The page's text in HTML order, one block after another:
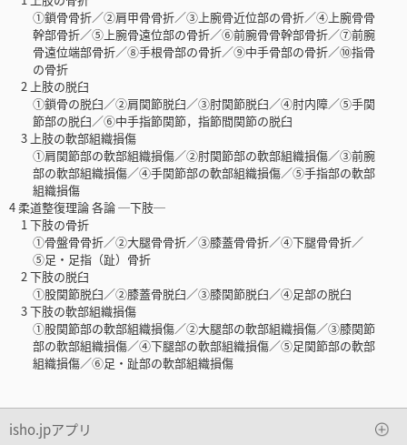
①鎖骨骨折／②肩甲骨骨折／③上腕骨近位部の骨折／④上腕骨骨
幹部骨折／⑤上腕骨遠位部の骨折／⑥前腕骨骨幹部骨折／⑦前腕
骨遠位端部骨折／⑧手根骨部の骨折／⑨中手骨部の骨折／⑩指骨
の骨折
2 上肢の脱臼
①鎖骨の脱臼／②肩関節脱臼／③肘関節脱臼／④肘内障／⑤手関
節部の脱臼／⑥中手指節関節，指節間関節の脱臼
3 上肢の軟部組織損傷
①肩関節部の軟部組織損傷／②肘関節部の軟部組織損傷／③前腕
部の軟部組織損傷／④手関節部の軟部組織損傷／⑤手指部の軟部
組織損傷
4 柔道整復理論 各論 ─下肢─
1 下肢の骨折
①骨盤骨骨折／②大腿骨骨折／③膝蓋骨骨折／④下腿骨骨折／
⑤足・足指（趾）骨折
2 下肢の脱臼
①股関節脱臼／②膝蓋骨脱臼／③膝関節脱臼／④足部の脱臼
3 下肢の軟部組織損傷
①股関節部の軟部組織損傷／②大腿部の軟部組織損傷／③膝関節
部の軟部組織損傷／④下腿部の軟部組織損傷／⑤足関節部の軟部
組織損傷／⑥足・趾部の軟部組織損傷
isho.jpアプリ